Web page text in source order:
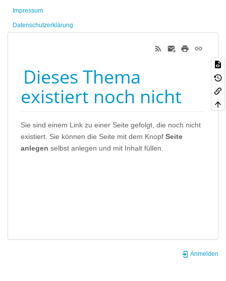
Impressum
Datenschutzerklärung
Dieses Thema
existiert noch nicht
Sie sind einem Link zu einer Seite gefolgt, die noch nicht
existiert. Sie können die Seite mit dem Knopf Seite
anlegen selbst anlegen und mit Inhalt füllen.
Anmelden